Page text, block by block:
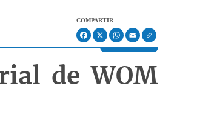
COMPARTIR
Facebook
X WhatsApp
Email
de WOM